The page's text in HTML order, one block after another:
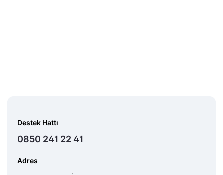
Destek Hattı
0850 241 22 41
Adres